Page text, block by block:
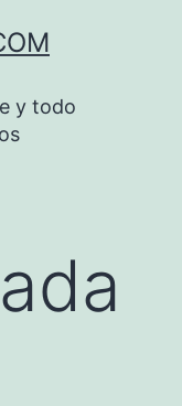
y todo